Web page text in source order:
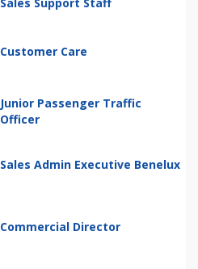
Customer Care
Junior Passenger Traffic
Officer
Sales Admin Executive Benelux
Commercial Director